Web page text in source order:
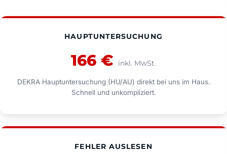
HAUPTUNTERSUCHUNG
166 € inkl. MwSt.
DEKRA Hauptuntersuchung (HU/AU) direkt bei uns im Haus.
Schnell und unkompliziert.
FEHLER AUSLESEN